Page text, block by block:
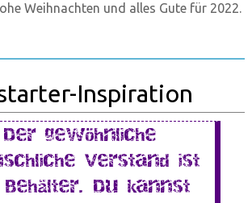
Weihnachten und alles Gute für 2022.
Inspiration
Der gewöhnliche
Verstand ist
Behälter. Du kannst